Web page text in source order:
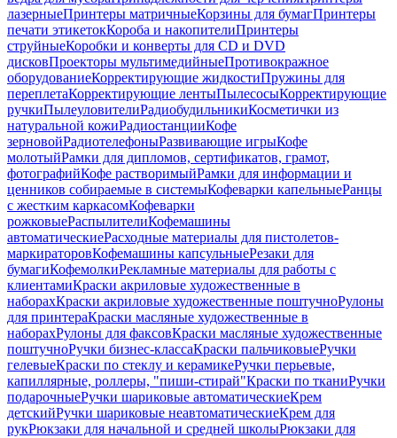
лазерныеПринтеры матричныеКорзины для бумагПринтеры
печати этикетокКороба и накопителиПринтеры
струйныеКоробки и конверты для CD и DVD
дисковПроекторы мультимедийныеПротивокражное
оборудованиеКорректирующие жидкостиПружины для
переплетаКорректирующие лентыПылесосыКорректирующие
ручкиПылеуловителиРадиобудильникиКосметички из
натуральной кожиРадиостанцииКофе
зерновойРадиотелефоныРазвивающие игрыКофе
молотыйРамки для дипломов, сертификатов, грамот,
фотографийКофе растворимыйРамки для информации и
ценников собираемые в системыКофеварки капельныеРанцы
с жестким каркасомКофеварки
рожковыеРаспылителиКофемашины
автоматическиеРасходные материалы для пистолетов-
маркираторовКофемашины капсульныеРезаки для
бумагиКофемолкиРекламные материалы для работы с
клиентамиКраски акриловые художественные в
наборахКраски акриловые художественные поштучноРулоны
для принтераКраски масляные художественные в
наборахРулоны для факсовКраски масляные художественные
поштучноРучки бизнес-классаКраски пальчиковыеРучки
гелевыеКраски по стеклу и керамикеРучки перьевые,
капиллярные, роллеры, "пиши-стирай"Краски по тканиРучки
подарочныеРучки шариковые автоматическиеКрем
детскийРучки шариковые неавтоматическиеКрем для
рукРюкзаки для начальной и средней школыРюкзаки для